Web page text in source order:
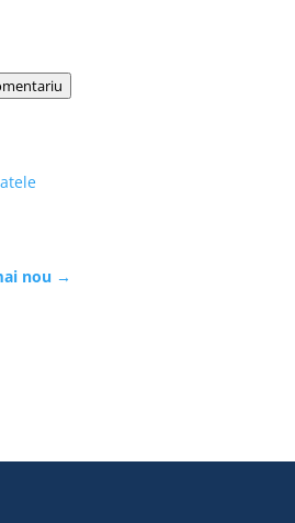
nou →